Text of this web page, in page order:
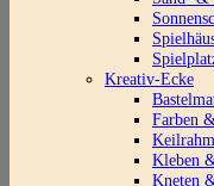
Kreativ-Ecke
Farben
Kleben
Kneten